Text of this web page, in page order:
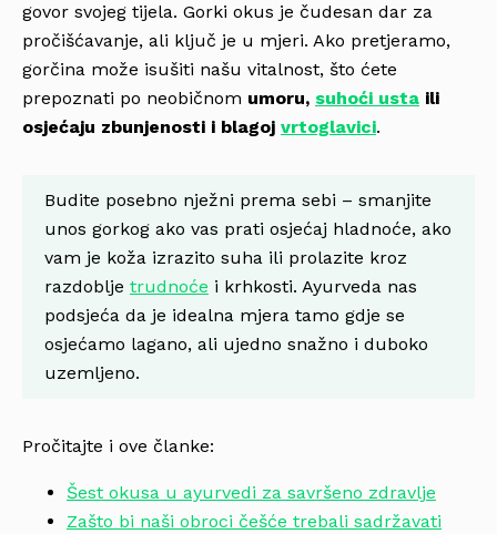
govor svojeg tijela. Gorki okus je čudesan dar za
pročišćavanje, ali ključ je u mjeri. Ako pretjeramo,
gorčina može isušiti našu vitalnost, što ćete
prepoznati po neobičnom umoru, suhoći usta ili
osjećaju zbunjenosti i blagoj vrtoglavici.
Budite posebno nježni prema sebi – smanjite
unos gorkog ako vas prati osjećaj hladnoće, ako
vam je koža izrazito suha ili prolazite kroz
razdoblje trudnoće i krhkosti. Ayurveda nas
podsjeća da je idealna mjera tamo gdje se
osjećamo lagano, ali ujedno snažno i duboko
uzemljeno.
Pročitajte i ove članke:
Šest okusa u ayurvedi za savršeno zdravlje
Zašto bi naši obroci češće trebali sadržavati